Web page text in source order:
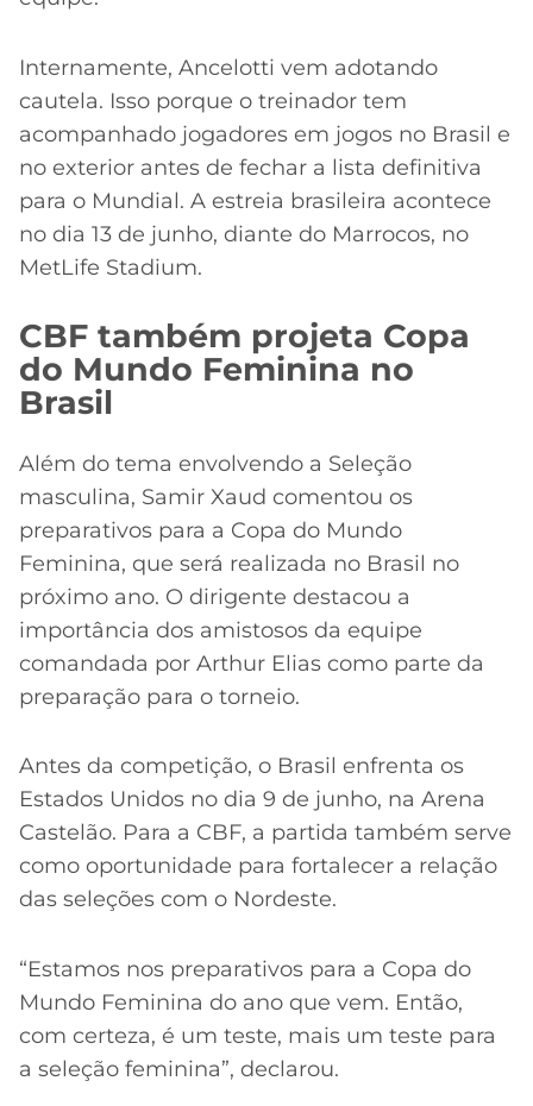
Internamente, Ancelotti vem adotando
cautela. Isso porque o treinador tem
acompanhado jogadores em jogos no Brasil e
no exterior antes de fechar a lista definitiva
para o Mundial. A estreia brasileira acontece
no dia 13 de junho, diante do Marrocos, no
MetLife Stadium.
CBF também projeta Copa
do Mundo Feminina no
Brasil
Além do tema envolvendo a Seleção
masculina, Samir Xaud comentou os
preparativos para a Copa do Mundo
Feminina, que será realizada no Brasil no
próximo ano. O dirigente destacou a
importância dos amistosos da equipe
comandada por Arthur Elias como parte da
preparação para o torneio.
Antes da competição, o Brasil enfrenta os
Estados Unidos no dia 9 de junho, na Arena
Castelão. Para a CBF, a partida também serve
como oportunidade para fortalecer a relação
das seleções com o Nordeste.
“Estamos nos preparativos para a Copa do
Mundo Feminina do ano que vem. Então,
com certeza, é um teste, mais um teste para
a seleção feminina”, declarou.